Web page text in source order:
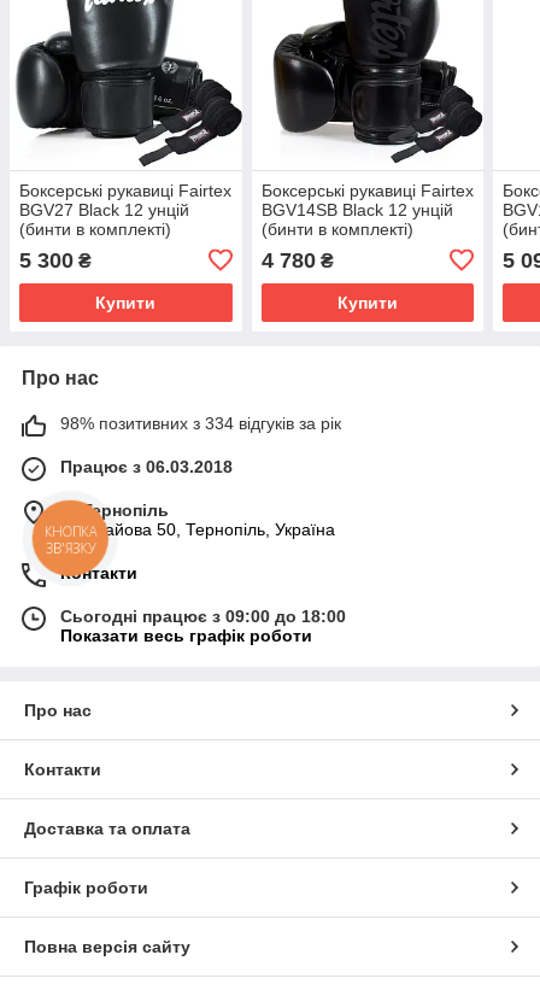
Боксерські рукавиці Fairtex
BGV27 Black 12 унцій
(бинти в комплекті)
5 300 ₴
Купити
Боксерські рукавиці Fairtex
BGV14SB Black 12 унцій
(бинти в комплекті)
4 780₴
Купити
5
Про нас
98% позитивних з 334 відгуків за рік
Працює з 06.03.2018
м. Тернопіль
вул. Гайова 50, Тернопіль, Україна
Контакти
Сьогодні працює з 09:00 до 18:00
Показати весь графік роботи
Про нас
Контакти
Доставка та оплата
Графік роботи
Повна версія сайту
КНОПКА
ЗВ'ЯЗКУ